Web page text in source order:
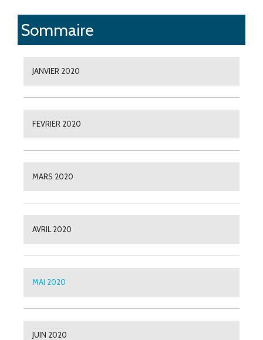
Sommaire
JANVIER 2020
FEVRIER 2020
MARS 2020
AVRIL 2020
MAI 2020
JUIN 2020